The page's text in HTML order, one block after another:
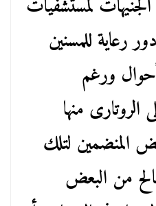
لمستشفيات
رعاية للمسنين
ورغم
منها
المنضمين لتلك
من البعض